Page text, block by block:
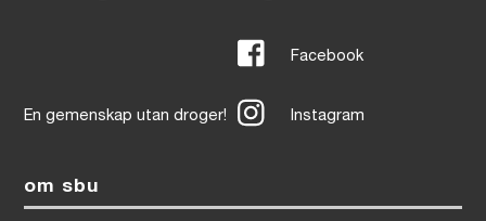
En gemenskap utan droger!
Facebook
Instagram
om sbu